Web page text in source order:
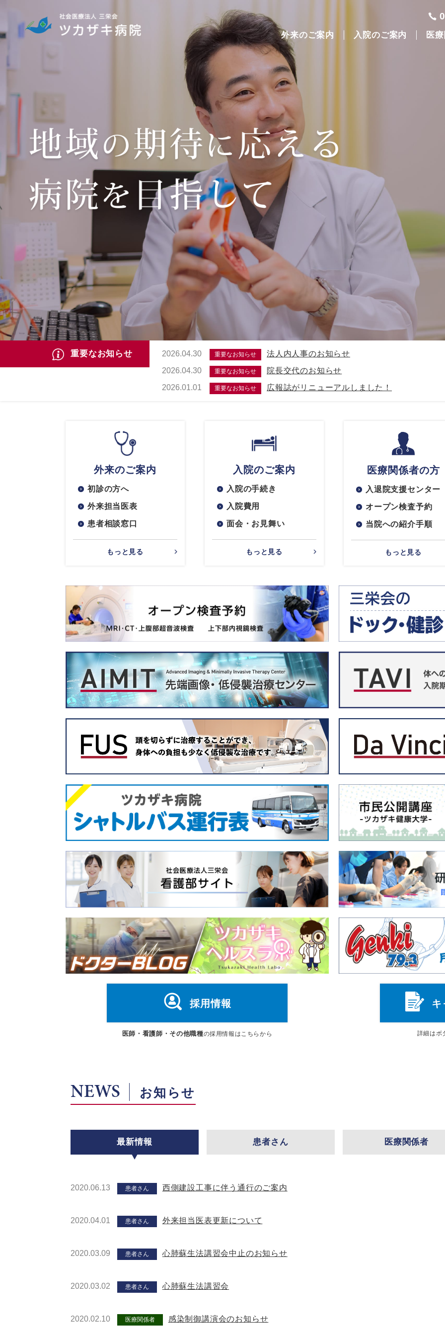
外来のご案内 入院のご案内 医
重要なお知らせ 2026.04.30 重要なお知らせ
法人内人事のお知らせ
2026.04.30
重要なお知らせ
院長交代のお知らせ
2026.01.01
重要なお知らせ 広報誌がリニューアルしました！
外来のご案内
初診の方へ
外来担当医表
患者相談窓口
もっと見る
入院のご案内
入院の手続き
入院費用
面会・お見舞い
もっと見る
医療関係者の方
入退院支援センター
オープン検査予約
当院への紹介手順
もっと見る
採用情報
医師・看護師・その他職種の採用情報はこちらから
キ
詳細はボ
NEWS お知らせ
最新情報 患者さん 医療関係者
2020.06.13 患者さん 西側建設工事に伴う通行のご案内
2020.04.01 患者さん 外来担当医表更新について
2020.03.09 患者さん 心肺蘇生法講習会中止のお知らせ
2020.03.02 患者さん 心肺蘇生法講習会
2020.02.10 医療関係者 感染制御講演会のお知らせ